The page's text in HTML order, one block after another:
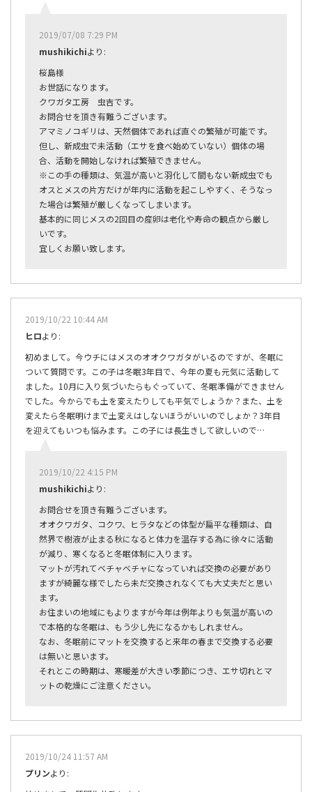
mushikichiより:
2019/07/08 7:29 PM
桜島様
お世話になります。
クワガタ工房 虫吉です。
お問合せを頂き有難うございます。
アマミノコギリは、天然個体であれば直ぐの繁殖が可能です。
但し、新成虫で未活動（エサを食べ始めていない）個体の場
合、活動を開始しなければ繁殖できません。
※この手の種類は、気温が高いと羽化して間もない新成虫でも
オスとメスの片方だけが年内に活動を起こしやすく、そうなっ
た場合は繁殖が厳しくなってしまいます。
基本的に同じメスの2回目の産卵は老化や寿命の観点から厳し
いです。
宜しくお願い致します。
ヒロより:
2019/10/22 10:44 AM
初めまして。今ウチにはメスのオオクワガタがいるのですが、冬眠に
ついて質問です。この子は冬眠3年目で、今年の夏も元気に活動して
ました。10月に入り気づいたらもぐっていて、冬眠準備ができません
でした。今からでも土を変えたりしても平気でしょうか？また、土を
変えたら冬眠明けまで土変えはしないほうがいいのでしょか？3年目
を迎えてもいつも悩みます。この子には長生きして欲しいので…
mushikichiより:
2019/10/22 4:15 PM
お問合せを頂き有難うございます。
オオクワガタ、コクワ、ヒラタなどの体型が扁平な種類は、自
然界で樹液が止まる秋になると体力を温存する為に徐々に活動
が減り、寒くなると冬眠体制に入ります。
マットが汚れてベチャベチャになっていれば交換の必要があり
ますが綺麗な様でしたら未だ交換されなくても大丈夫だと思い
ます。
お住まいの地域にもよりますが今年は例年よりも気温が高いの
で本格的な冬眠は、もう少し先になるかもしれません。
なお、冬眠前にマットを交換すると来年の春まで交換する必要
は無いと思います。
それとこの時期は、寒暖差が大きい季節につき、エサ切れとマ
ットの乾燥にご注意ください。
プリンより:
2019/10/24 11:57 AM